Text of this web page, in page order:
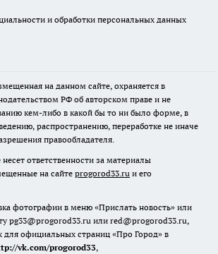
и обработки персональных данных
на данном сайте, охраняется в
РФ об авторском праве и не
кем-либо в какой бы то ни было форме, в
распространению, переработке не иначе
правообладателя.
ответственности за материалы
на сайте progorod33.ru и его
фотографии в меню «Прислать новость» или
pg33@progorod33.ru или red@progorod33.ru,
для официальных страниц «Про Город» в
vk.com/progorod33,